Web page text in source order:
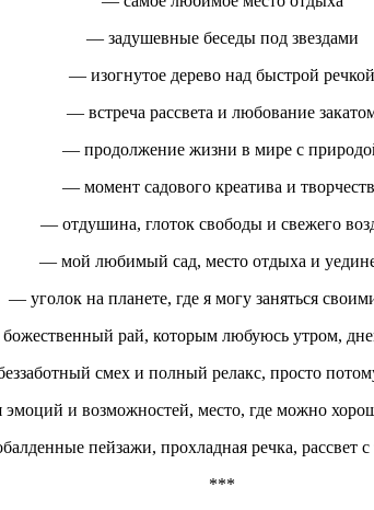
— задушевные беседы под звездами
— изогнутое дерево над быстрой речкой
— встреча рассвета и любование
— продолжение жизни в мире с
— момент садового креатива и
— отдушина, глоток свободы и свежего
— мой любимый сад, место отдыха и
— уголок на планете, где я могу заняться
рай, которым любуюсь утром,
смех и полный релакс, просто
и возможностей, место, где можно
пейзажи, прохладная речка, рассвет
***